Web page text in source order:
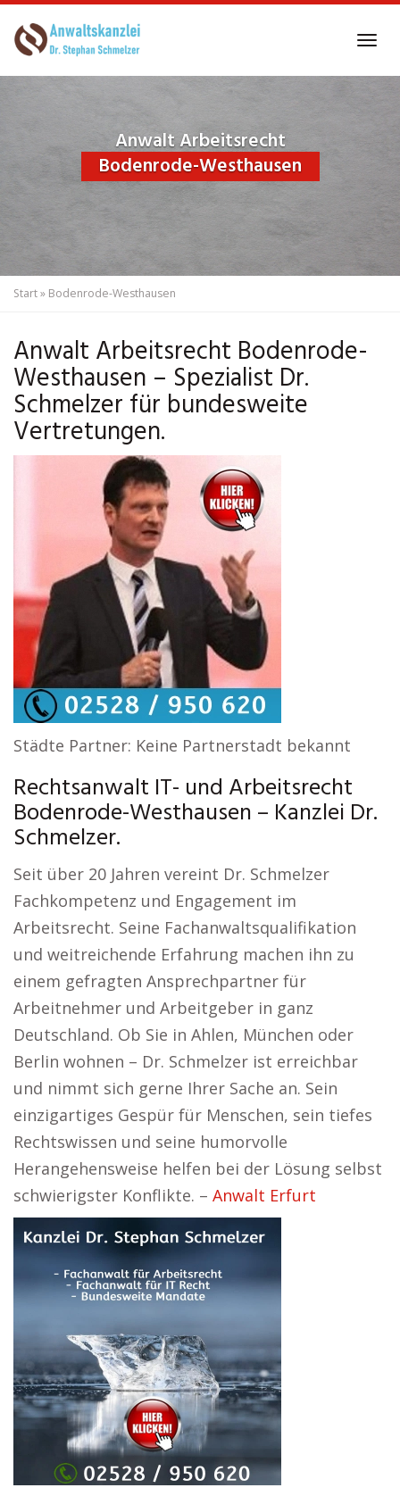
to
Anwalt Arbeitsrecht
Bodenrode-Westhausen
Start» Bodenrode-Westhausen
Anwalt Arbeitsrecht Bodenrode-
Westhausen – Spezialist Dr.
Schmelzer für bundesweite
Vertretungen.
Städte Partner: Keine Partnerstadt bekannt
Rechtsanwalt IT- und Arbeitsrecht
Bodenrode-Westhausen – Kanzlei Dr.
Schmelzer.
Seit über 20 Jahren vereint Dr. Schmelzer
Fachkompetenz und Engagement im
Arbeitsrecht. Seine Fachanwaltsqualifikation
und weitreichende Erfahrung machen ihn zu
einem gefragten Ansprechpartner für
Arbeitnehmer und Arbeitgeber in ganz
Deutschland. Ob Sie in Ahlen, München oder
Berlin wohnen – Dr. Schmelzer ist erreichbar
und nimmt sich gerne Ihrer Sache an. Sein
einzigartiges Gespür für Menschen, sein tiefes
Rechtswissen und seine humorvolle
Herangehensweise helfen bei der Lösung selbst
schwierigster Konflikte. – Anwalt Erfurt